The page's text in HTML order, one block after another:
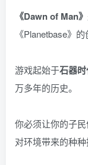
《Dawn of Man》
《Planetbase》的
游戏起始于石器
万多年的历史。
你必须让你的子
对环境带来的种种